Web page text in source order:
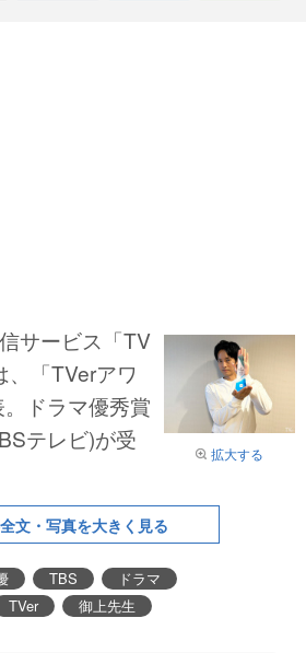
拡大する
サービス「TV
、「TVerアワ
ドラマ優秀賞
テレビ)が受
文・写真を大きく見る
TBS
ドラマ
TVer 御上先生